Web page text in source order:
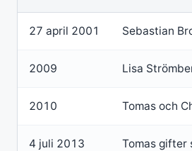
27 april 2001 Sebastian
2009 Lisa
2010 Tomas och
4 juli 2013 Tomas gifter